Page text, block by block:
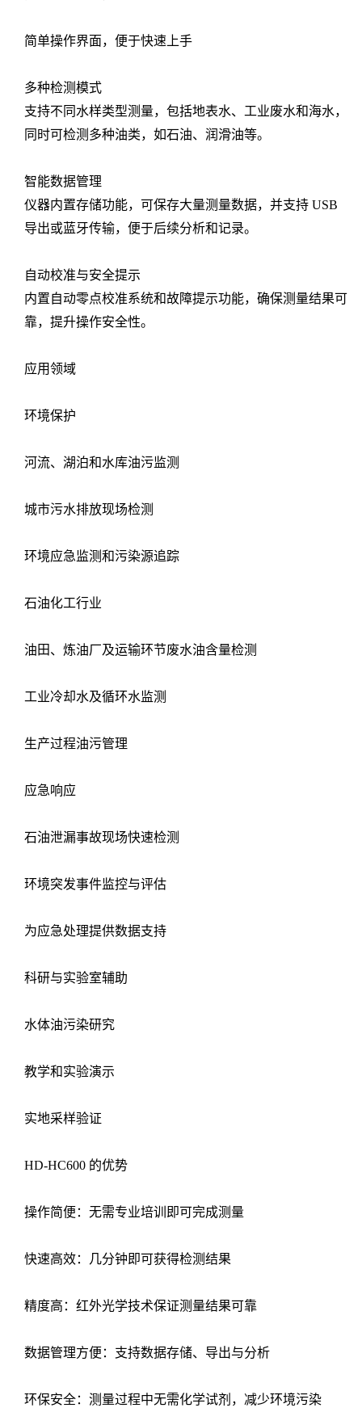
简单操作界面，便于快速上手
多种检测模式
支持不同水样类型测量，包括地表水、工业废水和海水，
同时可检测多种油类，如石油、润滑油等。
智能数据管理
仪器内置存储功能，可保存大量测量数据，并支持 USB
导出或蓝牙传输，便于后续分析和记录。
自动校准与安全提示
内置自动零点校准系统和故障提示功能，确保测量结果可
靠，提升操作安全性。
应用领域
环境保护
河流、湖泊和水库油污监测
城市污水排放现场检测
环境应急监测和污染源追踪
石油化工行业
油田、炼油厂及运输环节废水油含量检测
工业冷却水及循环水监测
生产过程油污管理
应急响应
石油泄漏事故现场快速检测
环境突发事件监控与评估
为应急处理提供数据支持
科研与实验室辅助
水体油污染研究
教学和实验演示
实地采样验证
HD-HC600 的优势
操作简便：无需专业培训即可完成测量
快速高效：几分钟即可获得检测结果
精度高：红外光学技术保证测量结果可靠
数据管理方便：支持数据存储、导出与分析
环保安全：测量过程中无需化学试剂，减少环境污染